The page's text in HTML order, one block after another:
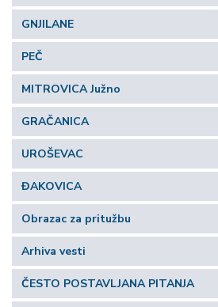
GNJILANE
PEČ
MITROVICA Južno
GRAČANICA
UROŠEVAC
ĐAKOVICA
Obrazac za pritužbu
Arhiva vesti
ČESTO POSTAVLJANA PITANJA